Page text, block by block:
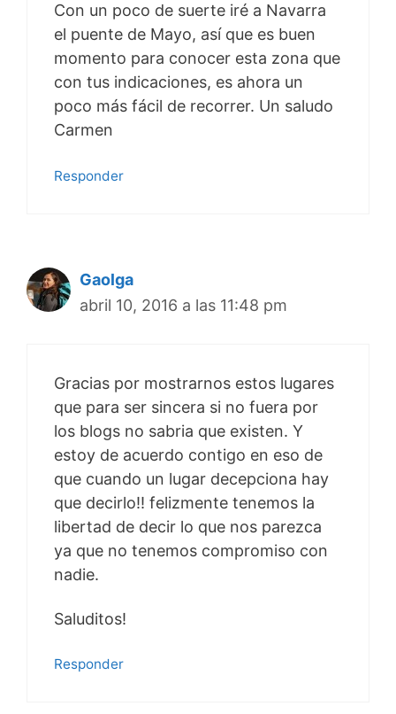
Con un poco de suerte iré a Navarra
el puente de Mayo, así que es buen
momento para conocer esta zona que
con tus indicaciones, es ahora un
poco más fácil de recorrer. Un saludo
Carmen
Responder
Gaolga
abril 10, 2016 a las 11:48 pm
Gracias por mostrarnos estos lugares
que para ser sincera si no fuera por
los blogs no sabria que existen. Y
estoy de acuerdo contigo en eso de
que cuando un lugar decepciona hay
que decirlo!! felizmente tenemos la
libertad de decir lo que nos parezca
ya que no tenemos compromiso con
nadie.
Saluditos!
Responder